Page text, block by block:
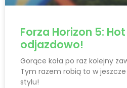
Forza Horizon 5:
odjazdowo!
Gorące koła po raz kolejny
Tym razem robią to w
stylu!